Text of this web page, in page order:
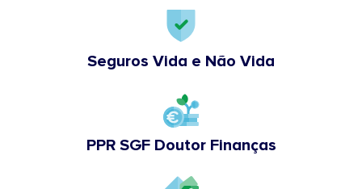
Seguros Vida e Não Vida
PPR SGF Doutor Finanças